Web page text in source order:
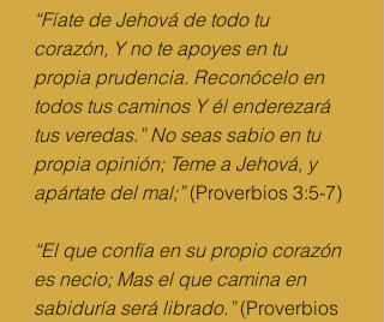
“Fíate de Jehová de todo tu
corazón, Y no te apoyes en tu
propia prudencia. Reconócelo en
todos tus caminos Y él enderezará
tus veredas.” No seas sabio en tu
propia opinión; Teme a Jehová, y
apártate del mal;” (Proverbios 3:5-7)
“El que confía en su propio corazón
es necio; Mas el que camina en
sabiduría será librado.” (Proverbios